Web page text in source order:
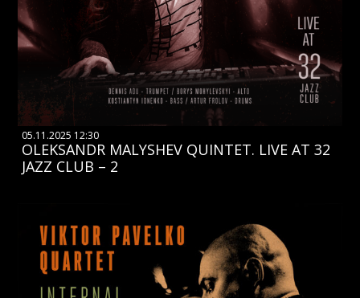
05.11.2025 12:30
OLEKSANDR MALYSHEV QUINTET. LIVE AT 32
JAZZ CLUB – 2